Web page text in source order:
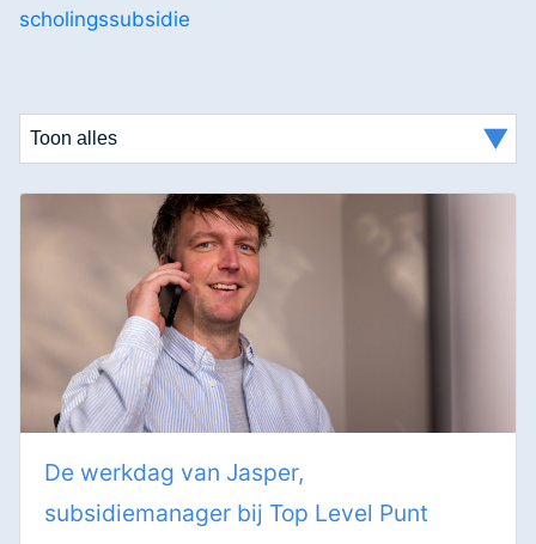
scholingssubsidie
De werkdag van Jasper,
subsidiemanager bij Top Level Punt